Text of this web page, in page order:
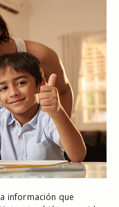
información que